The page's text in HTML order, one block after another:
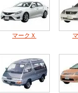
マークＸ